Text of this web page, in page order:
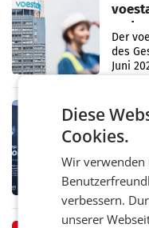
Der
des
Juni
RETAIL
Kühl-
Cool“
Die
der
Kühl-
Markt.
100
Diese
Cookies.
Wir verwenden
verbessern.
unserer